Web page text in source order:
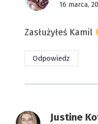
16 marca,
Zasłużyłeś Kamil
Odpowiedz
Justine